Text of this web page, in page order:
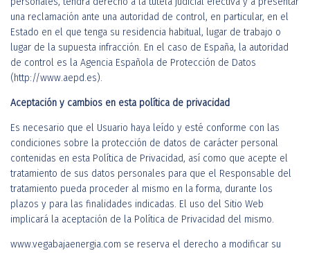
una reclamación ante una autoridad de control, en particular, en el
Estado en el que tenga su residencia habitual, lugar de trabajo o
lugar de la supuesta infracción. En el caso de España, la autoridad
de control es la Agencia Española de Protección de Datos
(http://www.aepd.es).
Aceptación y cambios en esta política de privacidad
Es necesario que el Usuario haya leído y esté conforme con las
condiciones sobre la protección de datos de carácter personal
contenidas en esta Política de Privacidad, así como que acepte el
tratamiento de sus datos personales para que el Responsable del
tratamiento pueda proceder al mismo en la forma, durante los
plazos y para las finalidades indicadas. El uso del Sitio Web
implicará la aceptación de la Política de Privacidad del mismo.
www.vegabajaenergia.com se reserva el derecho a modificar su